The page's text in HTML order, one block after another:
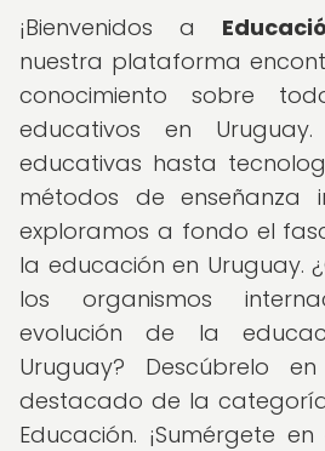
¡Bienvenidos a
nuestra plataforma
conocimiento sobre
educativos en
educativas hasta
métodos de enseñanza
exploramos a fondo el
la educación en Uruguay.
los organismos
evolución de la
Uruguay? Descúbrelo
destacado de la
Educación. ¡Sumérgete